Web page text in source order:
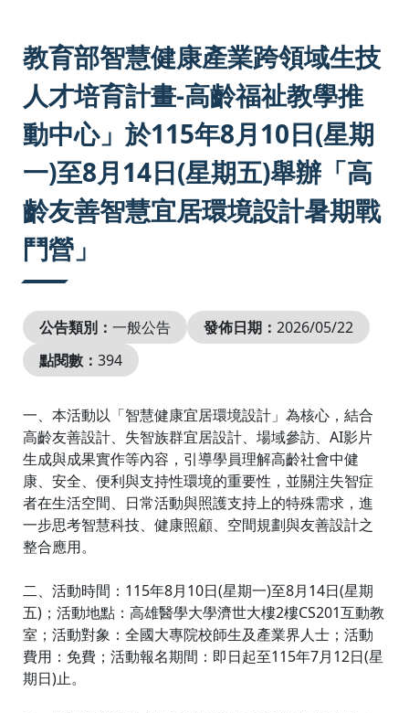
教育部智慧健康產業跨領域生技
人才培育計畫-高齡福祉教學推
動中心」於115年8月10日(星期
一)至8月14日(星期五)舉辦「高
齡友善智慧宜居環境設計暑期戰
鬥營」
公告類別： 一般公告 發佈日期： 2026/05/22
點閱數： 394
一、本活動以「智慧健康宜居環境設計」為核心，結合
高齡友善設計、失智族群宜居設計、場域參訪、AI影片
生成與成果實作等內容，引導學員理解高齡社會中健
康、安全、便利與支持性環境的重要性，並關注失智症
者在生活空間、日常活動與照護支持上的特殊需求，進
一步思考智慧科技、健康照顧、空間規劃與友善設計之
整合應用。
二、活動時間：115年8月10日(星期一)至8月14日(星期
五)；活動地點：高雄醫學大學濟世大樓2樓CS201互動教
室；活動對象：全國大專院校師生及產業界人士；活動
費用：免費；活動報名期間：即日起至115年7月12日(星
期日)止。